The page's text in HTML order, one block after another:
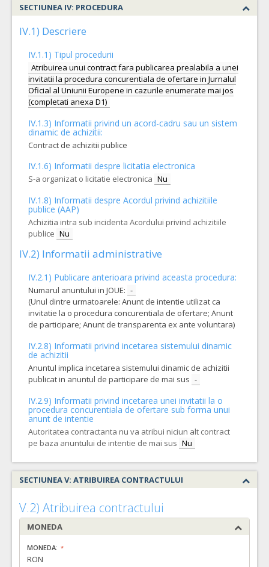
SECTIUNEA IV: PROCEDURA
IV.1) Descriere
IV.1.1) Tipul procedurii
Atribuirea unui contract fara publicarea prealabila a unei
invitatii la procedura concurentiala de ofertare in Jurnalul
Oficial al Uniunii Europene in cazurile enumerate mai jos
(completati anexa D1)
IV.1.3) Informatii privind un acord-cadru sau un sistem
dinamic de achizitii:
Contract de achizitii publice
IV.1.6) Informatii despre licitatia electronica
S-a organizat o licitatie electronica Nu
IV.1.8) Informatii despre Acordul privind achizitiile
publice (AAP)
Achizitia intra sub incidenta Acordului privind achizitiile
publice Nu
IV.2) Informatii administrative
IV.2.1) Publicare anterioara privind aceasta procedura:
Numarul anuntului in JOUE: -
(Unul dintre urmatoarele: Anunt de intentie utilizat ca
invitatie la o procedura concurentiala de ofertare; Anunt
de participare; Anunt de transparenta ex ante voluntara)
IV.2.8) Informatii privind incetarea sistemului dinamic
de achizitii
Anuntul implica incetarea sistemului dinamic de achizitii
publicat in anuntul de participare de mai sus -
IV.2.9) Informatii privind incetarea unei invitatii la o
procedura concurentiala de ofertare sub forma unui
anunt de intentie
Autoritatea contractanta nu va atribui niciun alt contract
pe baza anuntului de intentie de mai sus Nu
SECTIUNEA V: ATRIBUIREA CONTRACTULUI
V.2) Atribuirea contractului
MONEDA
MONEDA:
RON